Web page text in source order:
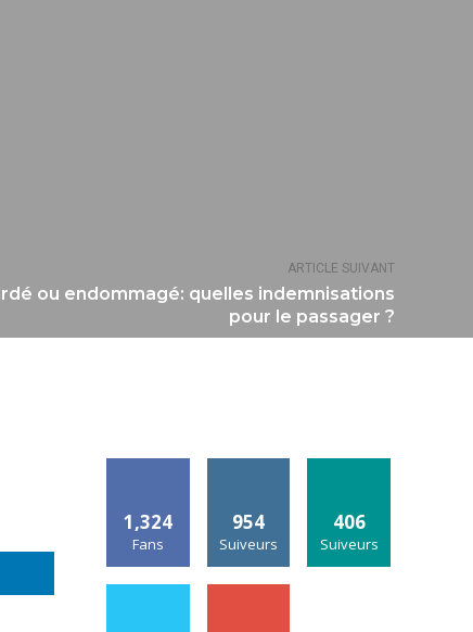
ARTICLE SUIVANT
ou endommagé: quelles indemnisations
pour le passager ?
1,324
Fans
954
Suiveurs
406
Suiveurs